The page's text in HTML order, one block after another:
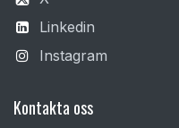
Linkedin
Instagram
Kontakta oss